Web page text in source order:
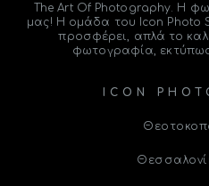
The Art Of Photography. Η
μας! Η ομάδα του
Icon Photo
προσφέρει, απλά το
φωτογραφία,
ICON